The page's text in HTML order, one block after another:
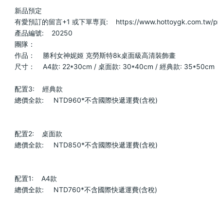
新品預定
有愛預訂的留言+1 或下單専頁:    https://
產品編號:    20250
團隊：
作品：    勝利女神妮姬 克勞斯特8k桌面級高清裝飾畫
尺寸：    A4款: 22*30cm / 桌面款: 30*40cm / 經典
配置3:    經典款
總價全款:     NTD960*不含國際快遞運費(含稅)
配置2:    桌面款
總價全款:     NTD850*不含國際快遞運費(含稅)
配置1:    A4款
總價全款:     NTD760*不含國際快遞運費(含稅)